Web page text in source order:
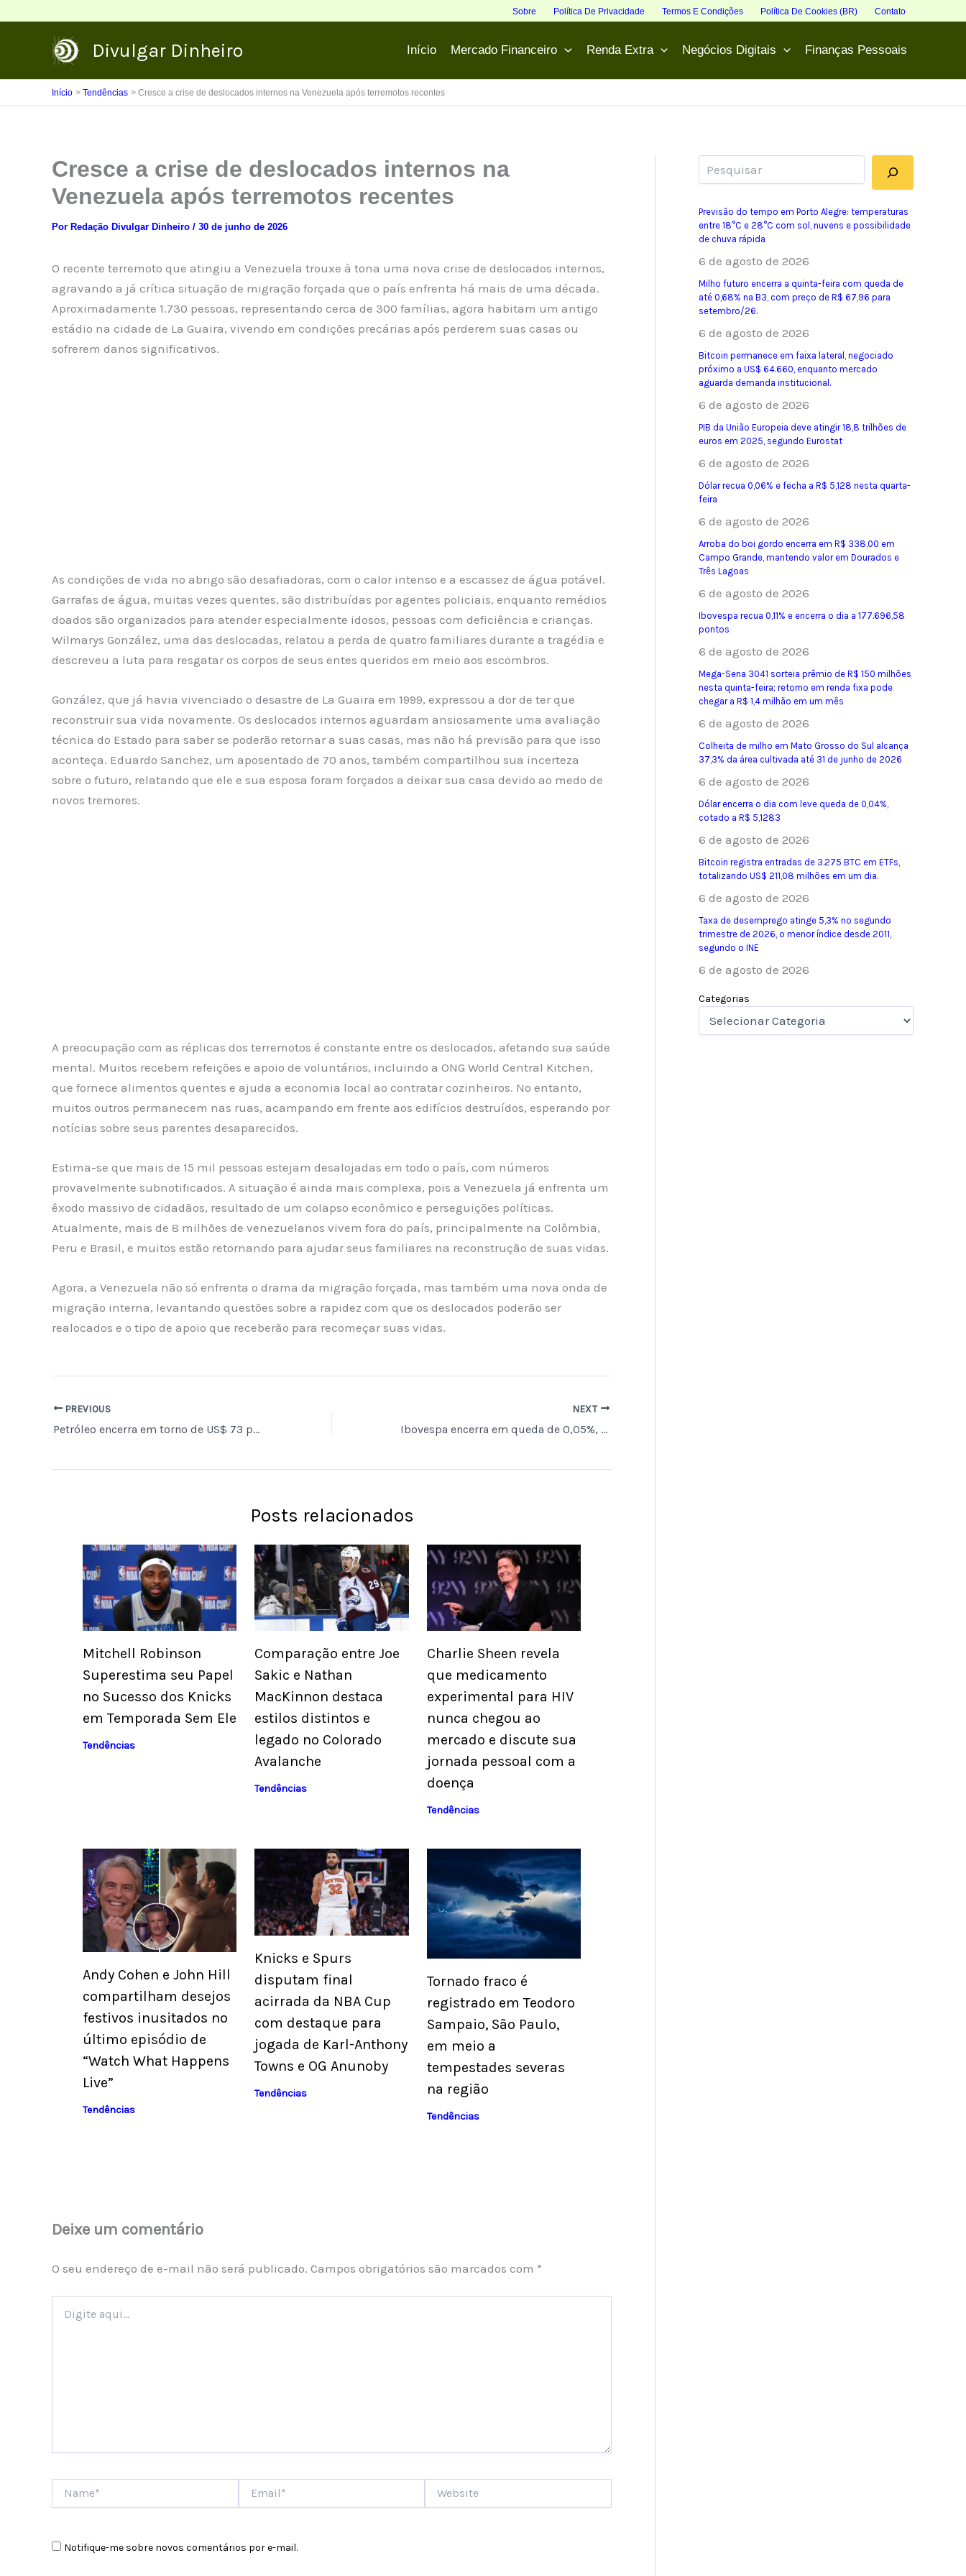
Sobre Política De Privacidade Termos E Condições Política De Cookies (BR) Contato
Divulgar Dinheiro Início Mercado Financeiro Renda Extra Negócios Digitais Finanças Pessoais
Início Tendências Cresce a crise de deslocados internos na Venezuela após terremotos recentes
Cresce a crise de deslocados internos na
Venezuela após terremotos recentes
Por Redação Divulgar Dinheiro / 30 de junho de 2026
O recente terremoto que atingiu a Venezuela trouxe à tona uma nova crise de deslocados internos,
agravando a já crítica situação de migração forçada que o país enfrenta há mais de uma década.
Aproximadamente 1.730 pessoas, representando cerca de 300 famílias, agora habitam um antigo
estádio na cidade de La Guaira, vivendo em condições precárias após perderem suas casas ou
sofrerem danos significativos.
As condições de vida no abrigo são desafiadoras, com o calor intenso e a escassez de água potável.
Garrafas de água, muitas vezes quentes, são distribuídas por agentes policiais, enquanto remédios
doados são organizados para atender especialmente idosos, pessoas com deficiência e crianças.
Wilmarys González, uma das deslocadas, relatou a perda de quatro familiares durante a tragédia e
descreveu a luta para resgatar os corpos de seus entes queridos em meio aos escombros.
González, que já havia vivenciado o desastre de La Guaira em 1999, expressou a dor de ter que
reconstruir sua vida novamente. Os deslocados internos aguardam ansiosamente uma avaliação
técnica do Estado para saber se poderão retornar a suas casas, mas não há previsão para que isso
aconteça. Eduardo Sanchez, um aposentado de 70 anos, também compartilhou sua incerteza
sobre o futuro, relatando que ele e sua esposa foram forçados a deixar sua casa devido ao medo de
novos tremores.
A preocupação com as réplicas dos terremotos é constante entre os deslocados, afetando sua saúde
mental. Muitos recebem refeições e apoio de voluntários, incluindo a ONG World Central Kitchen,
que fornece alimentos quentes e ajuda a economia local ao contratar cozinheiros. No entanto,
muitos outros permanecem nas ruas, acampando em frente aos edifícios destruídos, esperando por
notícias sobre seus parentes desaparecidos.
Estima-se que mais de 15 mil pessoas estejam desalojadas em todo o país, com números
provavelmente subnotificados. A situação é ainda mais complexa, pois a Venezuela já enfrenta um
êxodo massivo de cidadãos, resultado de um colapso econômico e perseguições políticas.
Atualmente, mais de 8 milhões de venezuelanos vivem fora do país, principalmente na Colômbia,
Peru e Brasil, e muitos estão retornando para ajudar seus familiares na reconstrução de suas vidas.
Agora, a Venezuela não só enfrenta o drama da migração forçada, mas também uma nova onda de
migração interna, levantando questões sobre a rapidez com que os deslocados poderão ser
realocados e o tipo de apoio que receberão para recomeçar suas vidas.
PREVIOUS
Petróleo encerra em torno de US$ 73 por barril, mantendo tendência de queda.
NEXT
Ibovespa encerra em queda de 0,05%, aos 173.205 pontos, acumulando recuo mensal de 0,33%
Posts relacionados
Mitchell Robinson
Superestima seu Papel
no Sucesso dos Knicks
em Temporada Sem Ele
Tendências
Comparação entre Joe
Sakic e Nathan
MacKinnon destaca
estilos distintos e
legado no Colorado
Avalanche
Tendências
Charlie Sheen revela
que medicamento
experimental para HIV
nunca chegou ao
mercado e discute sua
jornada pessoal com a
doença
Tendências
Andy Cohen e John Hill
compartilham desejos
festivos inusitados no
último episódio de
“Watch What Happens
Live”
Tendências
Knicks e Spurs
disputam final
acirrada da NBA Cup
com destaque para
jogada de Karl-Anthony
Towns e OG Anunoby
Tendências
Tornado fraco é
registrado em Teodoro
Sampaio, São Paulo,
em meio a
tempestades severas
na região
Tendências
Deixe um comentário
O seu endereço de e-mail não será publicado. Campos obrigatórios são marcados com *
aqui...
Notifique-me sobre novos comentários por e-mail.
Previsão do tempo em Porto Alegre: temperaturas
entre 18°C e 28°C com sol, nuvens e possibilidade
de chuva rápida
6 de agosto de 2026
Milho futuro encerra a quinta-feira com queda de
até 0,68% na B3, com preço de R$ 67,96 para
setembro/26.
6 de agosto de 2026
Bitcoin permanece em faixa lateral, negociado
próximo a US$ 64.660, enquanto mercado
aguarda demanda institucional.
6 de agosto de 2026
PIB da União Europeia deve atingir 18,8 trilhões de
euros em 2025, segundo Eurostat
6 de agosto de 2026
Dólar recua 0,06% e fecha a R$ 5,128 nesta quarta-
feira
6 de agosto de 2026
Arroba do boi gordo encerra em R$ 338,00 em
Campo Grande, mantendo valor em Dourados e
Três Lagoas
6 de agosto de 2026
Ibovespa recua 0,11% e encerra o dia a 177.696,58
pontos
6 de agosto de 2026
Mega-Sena 3041 sorteia prêmio de R$ 150 milhões
nesta quinta-feira; retorno em renda fixa pode
chegar a R$ 1,4 milhão em um mês
6 de agosto de 2026
Colheita de milho em Mato Grosso do Sul alcança
37,3% da área cultivada até 31 de junho de 2026
6 de agosto de 2026
Dólar encerra o dia com leve queda de 0,04%,
cotado a R$ 5,1283
6 de agosto de 2026
Bitcoin registra entradas de 3.275 BTC em ETFs,
totalizando US$ 211,08 milhões em um dia.
6 de agosto de 2026
Taxa de desemprego atinge 5,3% no segundo
trimestre de 2026, o menor índice desde 2011,
segundo o INE
6 de agosto de 2026
Categorias